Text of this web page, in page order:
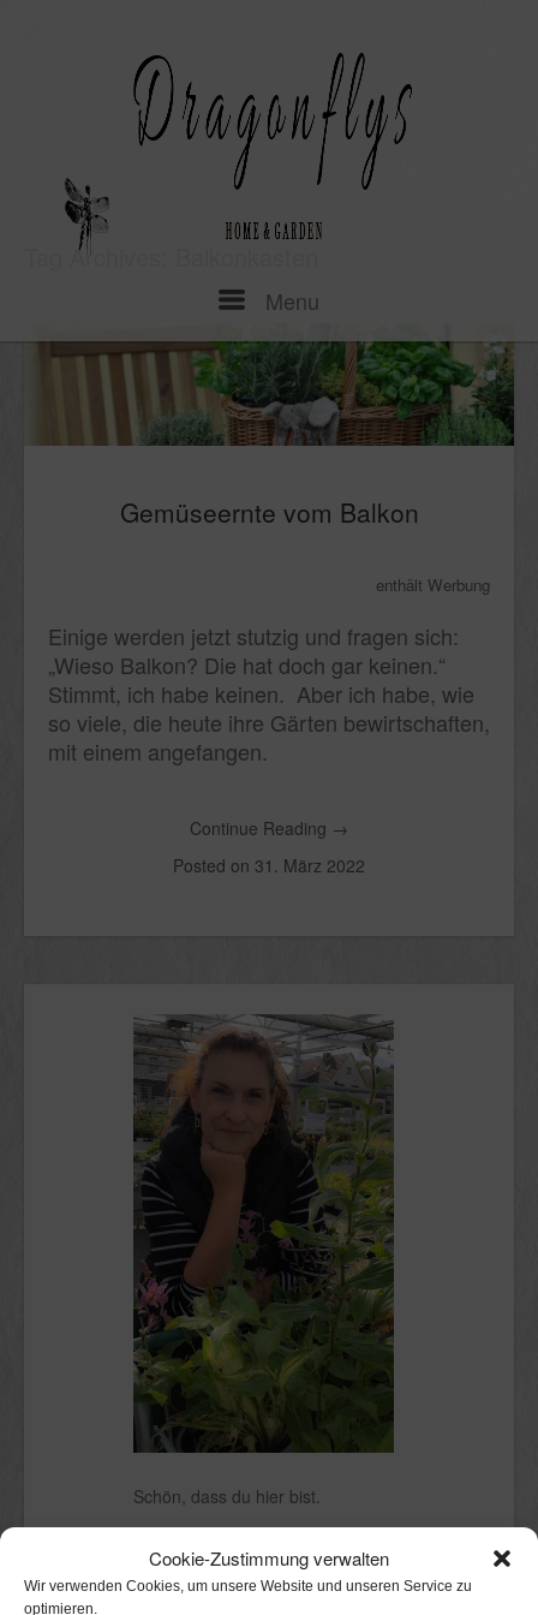
Cookie-Zustimmung verwalten
Wir verwenden Cookies, um unsere Website und unseren Service zu
optimieren.
Menu
Tag Archives:
Gemüseernte vom Balkon
enthält Werbung
Einige werden jetzt stutzig und fragen sich:
„Wieso Balkon? Die hat doch gar keinen.“
Stimmt, ich habe keinen. Aber ich habe, wie
so viele, die heute ihre Gärten bewirtschaften,
mit einem angefangen.
Continue Reading →
Posted on 31. März 2022
Schön, dass du hier bist.
Kölnerin mit Stadtgarten, in dem ich
mit Freude herumwühle. Perfekt